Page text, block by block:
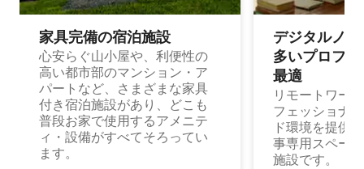
家具完備の宿⁠泊⁠施⁠設
心安らぐ山小屋や、利便性の
高い都市部のマンション・ア
パートなど、さまざまな家具
付き宿泊施設があり、どこも
普段お家で使用するアメニテ
ィ・設備がすべてそろってい
ます。
デジタルノ
多⁠いプ⁠ロ⁠フ⁠
最⁠適
リモートワー
フェッショナ
ド環境を提供
事専用スペー
施設です。